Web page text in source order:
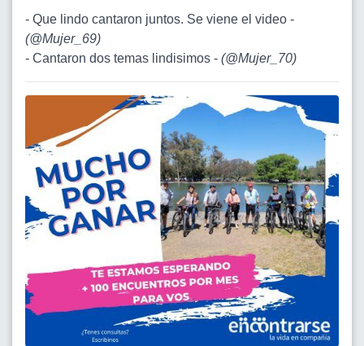
- Que lindo cantaron juntos. Se viene el video -
(@Mujer_69)
- Cantaron dos temas lindisimos - (@Mujer_70)